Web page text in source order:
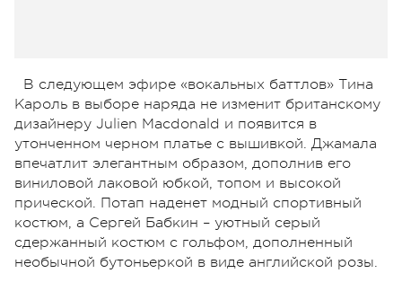
В следующем эфире «вокальных баттлов» Тина
Кароль в выборе наряда не изменит британскому
дизайнеру Julien Macdonald и появится в
утонченном черном платье с вышивкой. Джамала
впечатлит элегантным образом, дополнив его
виниловой лаковой юбкой, топом и высокой
прической. Потап наденет модный спортивный
костюм, а Сергей Бабкин – уютный серый
сдержанный костюм с гольфом, дополненный
необычной бутоньеркой в виде английской розы.